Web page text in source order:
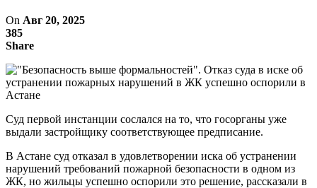
On Авг 20, 2025
385
Share
Суд первой инстанции сослался на то, что госорганы уже
выдали застройщику соответствующее предписание.
В Астане суд отказал в удовлетворении иска об устранении
нарушений требований пожарной безопасности в одном из
ЖК, но жильцы успешно оспорили это решение, рассказали в